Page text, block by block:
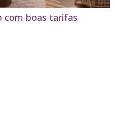
com boas tarifas